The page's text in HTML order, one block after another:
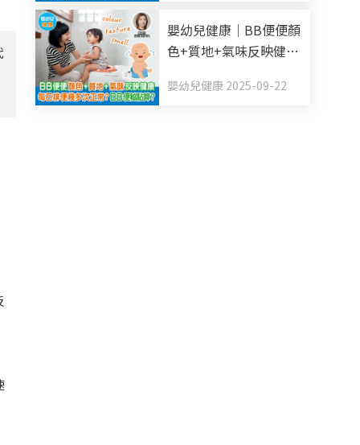
嬰幼兒健康｜BB便便顏
色+質地+氣味反映健康
BB便秘點算？
嬰幼兒健康 2025-09-22